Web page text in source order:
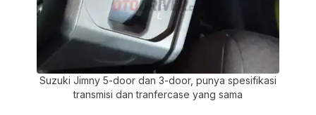
Suzuki Jimny 5-door dan 3-door, punya spesifikasi
transmisi dan tranfercase yang sama